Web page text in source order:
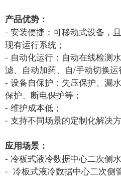
产品优势：
- 安装便捷：可移动式设备，
现有运行系统；
- 自动化运行：自动在线检测
滤、自动加药、自/手动切换运
- 设备自保护：失压保护、漏
保护、断电保护等；
- 维护成本低；
- 支持不同场景的定制化解决方
应用场景：
- 冷板式液冷数据中心二次侧
- 冷板式液冷数据中心二次侧